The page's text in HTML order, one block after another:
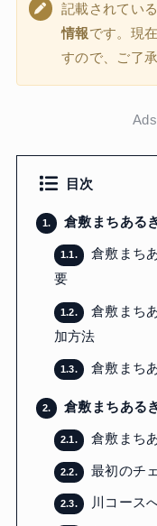
記載されてい
情報です。現
すので、ご了
目次
1. 倉敷まちある
1.1.
倉敷まち
要
1.2.
倉敷まち
加方法
1.3. 倉敷まち
2. 倉敷まちある
2.1. 倉敷まち
2.2. 最初のチ
2.3. 川コース